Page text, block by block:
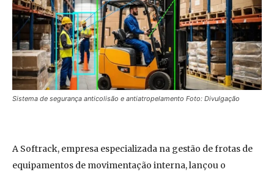
Sistema de segurança anticolisão e antiatropelamento Foto: Divulgação
A Softrack, empresa especializada na gestão de frotas de
equipamentos de movimentação interna, lançou o